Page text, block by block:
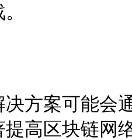
方案可能会
高区块链网